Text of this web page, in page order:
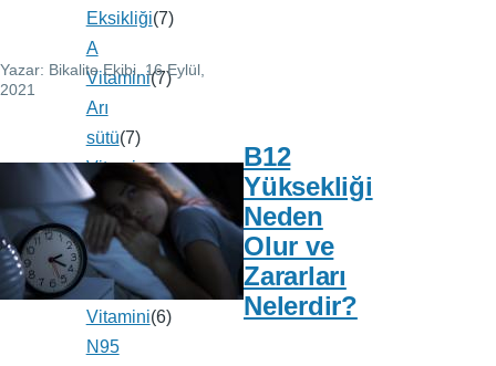
Yazar: Bikalite Ekibi , 16 Eylül,
2021
B12
Yüksekliği
Neden
Olur ve
Zararları
Nelerdir?
Eksikliği(7)
A
Vitamini(7)
Arı
sütü(7)
Vitamin
A
Vitamin
C(6)
Vitamini(6)
N95